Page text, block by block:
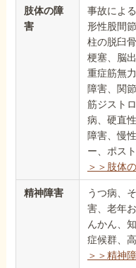
肢体の障
害
事故によ
形性股間
柱の脱臼
梗塞、脳
重症筋無
障害、関
筋ジスト
病、硬直
障害、慢
ー、ポス
＞＞肢体
精神障害
うつ病、
害、老年
んかん、
症候群、
＞＞精神